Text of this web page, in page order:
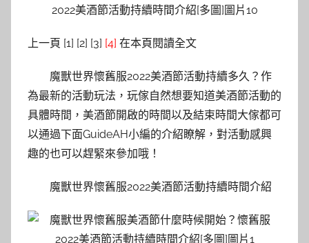
上一頁 [1] [2] [3] [4] 在本頁閱讀全文
魔獸世界懷舊服2022美酒節活動持續多久？作
為最新的活動玩法，玩傢自然想要知道美酒節活動的
具體時間，美酒節開啟的時間以及結束時間大傢都可
以通過下面GuideAH小編的介紹瞭解，對活動感興
趣的也可以趕緊來參加哦！
魔獸世界懷舊服2022美酒節活動持續時間介紹